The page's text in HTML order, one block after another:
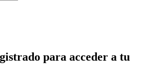
para acceder a tu